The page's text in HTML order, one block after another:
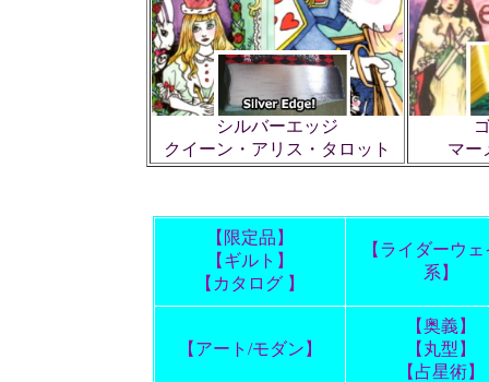
シルバーエッジ
クイーン・アリス・タロット
マー
【限定品】
【ギルト】
【カタログ 】
【ライダーウ
系】
【アート/モダン】
【奥義】
【丸型】
【占星術】